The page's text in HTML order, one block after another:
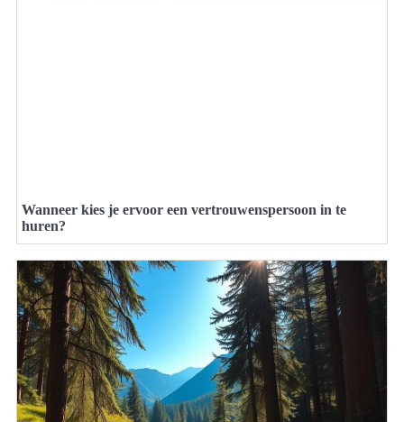
Wanneer kies je ervoor een vertrouwenspersoon in te
huren?